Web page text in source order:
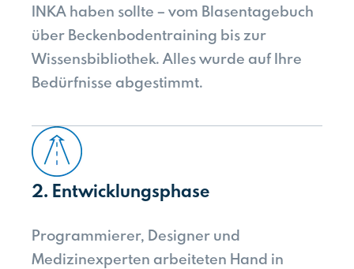
INKA haben sollte – vom Blasentagebuch
über Beckenbodentraining bis zur
Wissensbibliothek. Alles wurde auf Ihre
Bedürfnisse abgestimmt.
2. Entwicklungsphase
Programmierer, Designer und
Medizinexperten arbeiteten Hand in